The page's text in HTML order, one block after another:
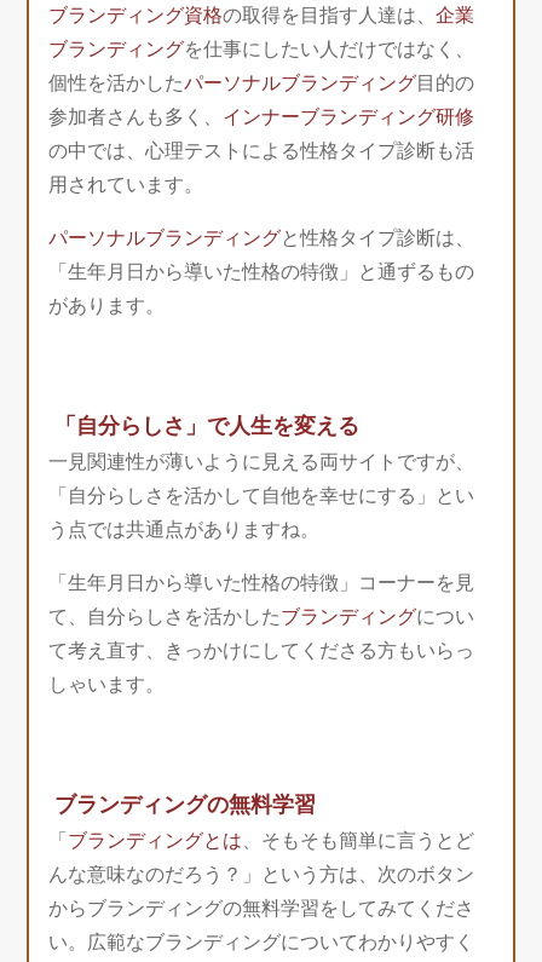
ブランディング資格の取得を目指す人達は、企業
ブランディングを仕事にしたい人だけではなく、
個性を活かしたパーソナルブランディング目的の
参加者さんも多く、 インナーブランディング研修
の中では、心理テストによる性格タイプ診断も活
用されています。
パーソナルブランディングと性格タイプ診断は、
「生年月日から導いた性格の特徴」と通ずるもの
があります。
「自分らしさ」で人生を変える
一見関連性が薄いように見える両サイトですが、
「自分らしさを活かして自他を幸せにする」とい
う点では共通点がありますね。
「生年月日から導いた性格の特徴」コーナーを見
て、自分らしさを活かしたブランディングについ
て考え直す、きっかけにしてくださる方もいらっ
しゃいます。
ブランディングの無料学習
「ブランディングとは、そもそも簡単に言うとど
んな意味なのだろう？」という方は、次のボタン
からブランディングの無料学習をしてみてくださ
い。広範なブランディングについてわかりやすく